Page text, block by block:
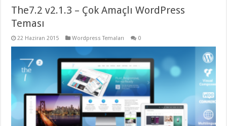
The7.2 v2.1.3 – Çok Amaçlı WordPress
Teması
22 Haziran 2015 Wordpress Temaları 0